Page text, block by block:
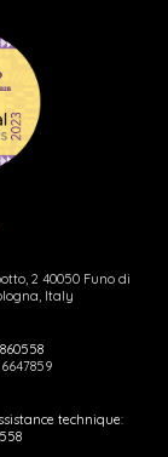
2 40050 Funo di
Italy
technique: